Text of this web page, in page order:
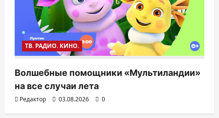
ТВ. РАДИО. КИНО.
Волшебные помощники «Мультиландии»
на все случаи лета
Редактор 03.08.2026 0